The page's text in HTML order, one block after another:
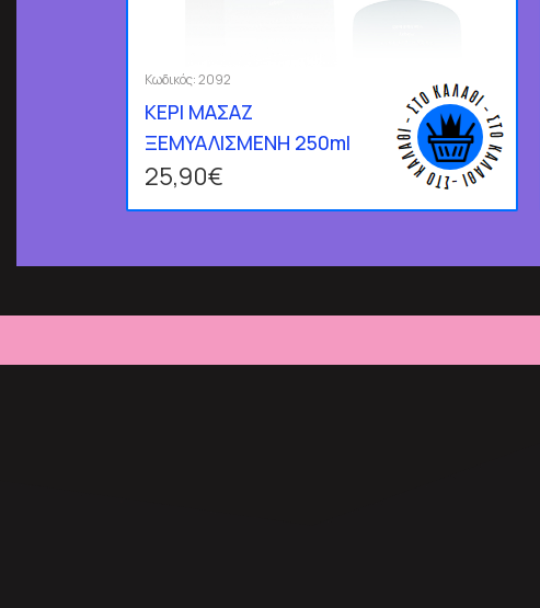
Κωδικός:2092
ΚΕΡΙ ΜΑΣΑΖ
ΞΕΜΥΑΛΙΣΜΕΝΗ 250ml
25,90€